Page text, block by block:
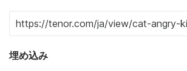
埋め込み